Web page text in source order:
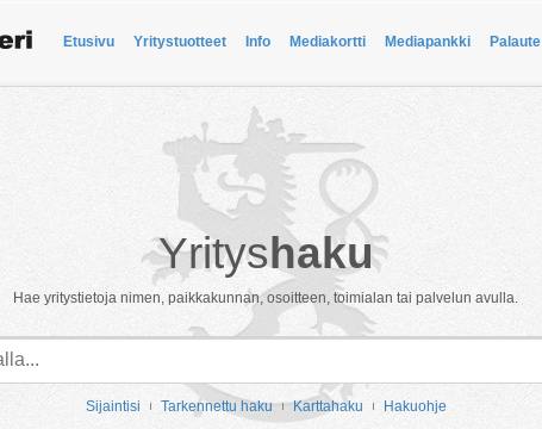
Etusivu Yritystuotteet Info Mediakortti Mediapankki Palaute
Yrityshaku
Hae yritystietoja nimen, paikkakunnan, osoitteen, toimialan tai palvelun avulla.
Sijaintisi Tarkennettu haku Karttahaku Hakuohje